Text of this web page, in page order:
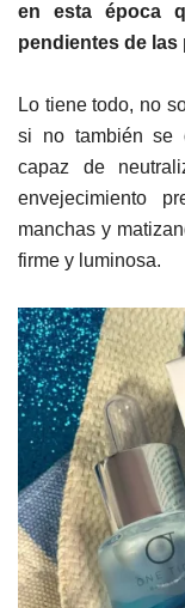
en esta época
pendientes de las
Lo tiene todo, no
si no también se
capaz de
envejecimiento
manchas y
firme y luminosa.